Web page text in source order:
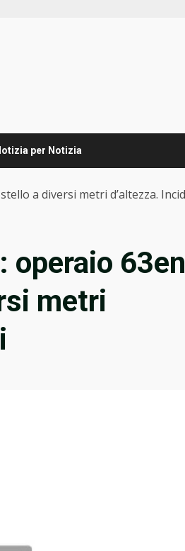
per Notizia
a diversi metri d’altezza.
operaio
metri